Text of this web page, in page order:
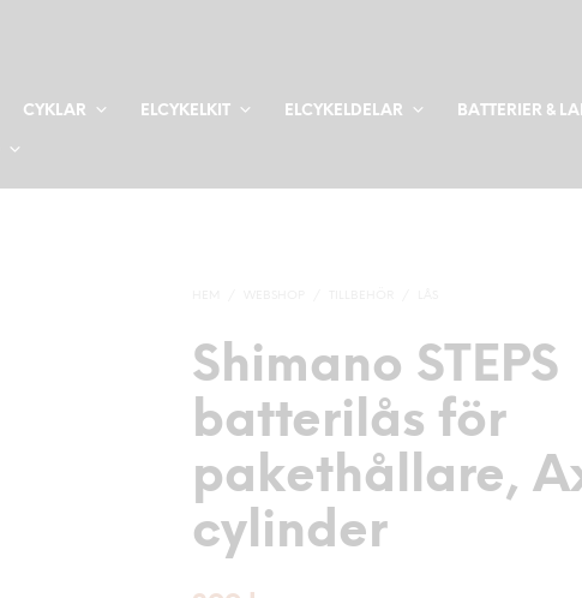
CYKLAR ELCYKELKIT ELCYKELDELAR BATTERIER &
Shimano STEPS
batterilås för
pakethållare,
cylinder